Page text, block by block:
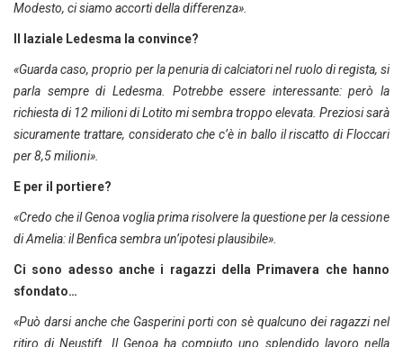
Modesto, ci siamo accorti della differenza».
Il laziale Ledesma la convince?
«Guarda caso, proprio per la penuria di calciatori nel ruolo di regista, si
parla sempre di Ledesma. Potrebbe essere interessante: però la
richiesta di 12 milioni di Lotito mi sembra troppo elevata. Preziosi sarà
sicuramente trattare, considerato che c’è in ballo il riscatto di Floccari
per 8,5 milioni».
E per il portiere?
«Credo che il Genoa voglia prima risolvere la questione per la cessione
di Amelia: il Benfica sembra un’ipotesi plausibile».
Ci sono adesso anche i ragazzi della Primavera che hanno
sfondato…
«Può darsi anche che Gasperini porti con sè qualcuno dei ragazzi nel
ritiro di Neustift. Il Genoa ha compiuto uno splendido lavoro nella